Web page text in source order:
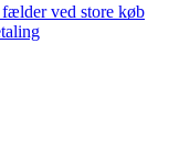
ved store køb